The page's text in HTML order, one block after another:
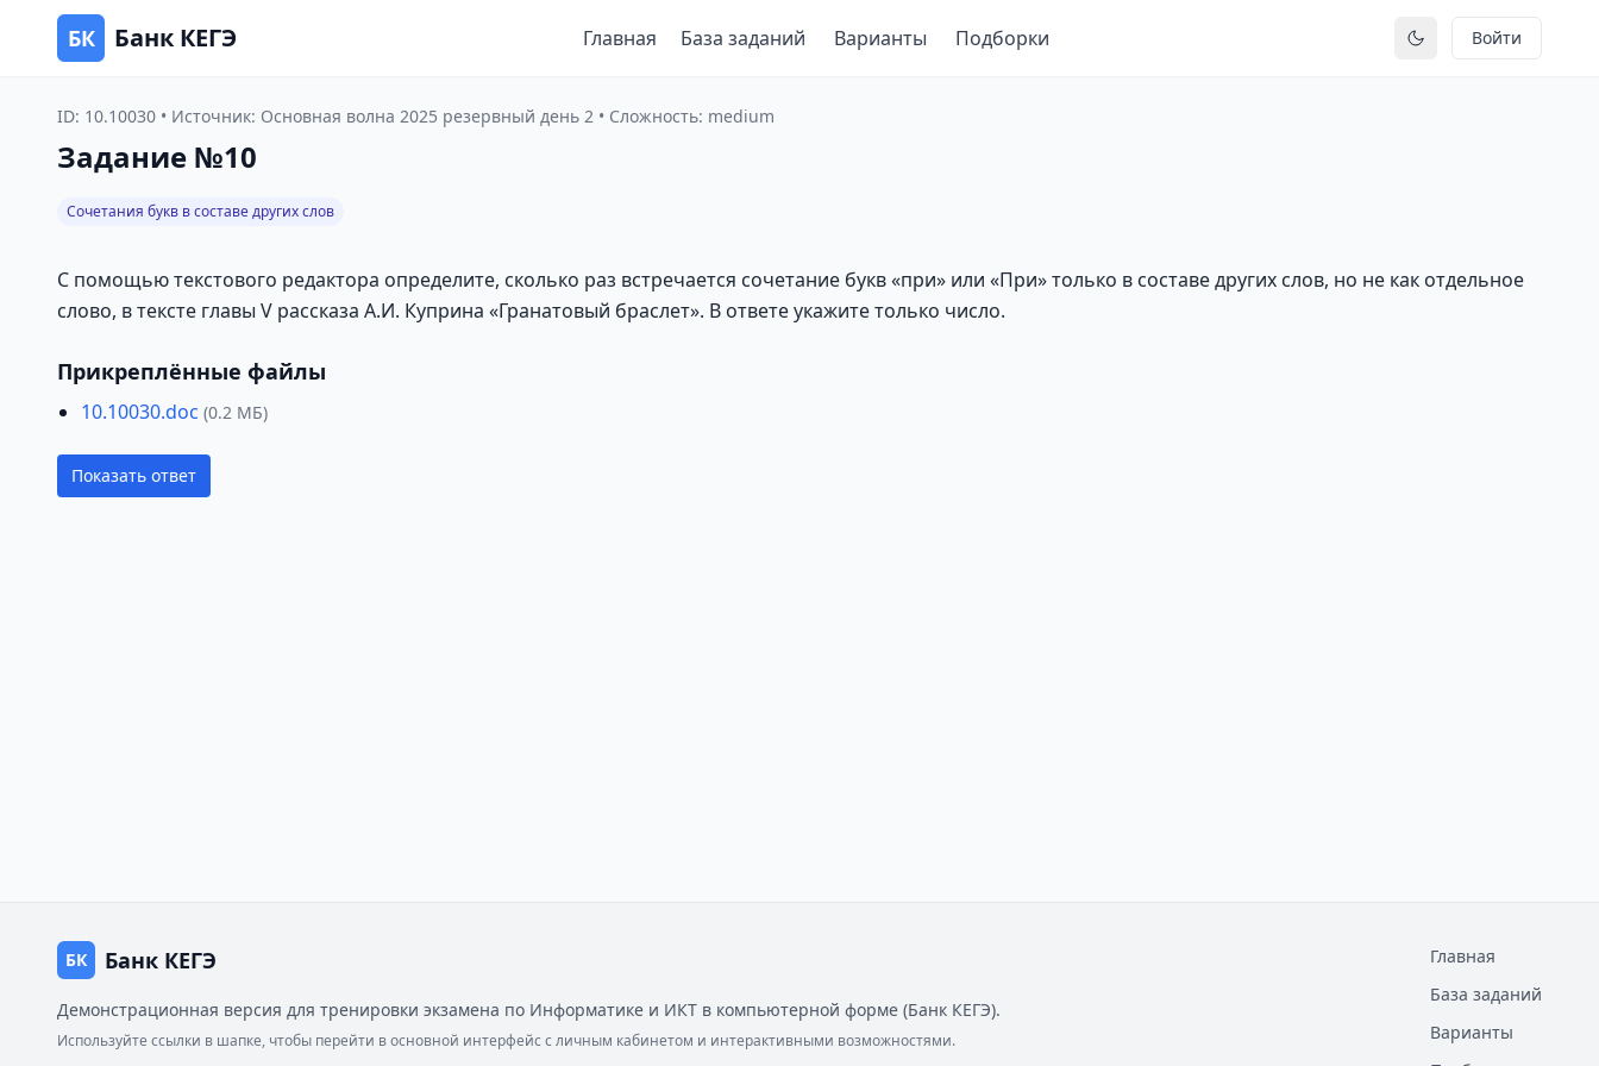
БК Банк КЕГЭ Главная База заданий Варианты Подборки Переключить тему
Войти
ID: 10.10030 • Источник: Основная волна 2025 резервный день 2 • Сложность: medium
Задание №10
Сочетания букв в составе других слов
С помощью текстового редактора определите, сколько раз встречается сочетание букв «при» или «При» только в составе других слов, но не как отдельное
слово, в тексте главы V рассказа А.И. Куприна «Гранатовый браслет». В ответе укажите только число.
Прикреплённые файлы
10.10030.doc (0.2 МБ)
Показать ответ
БК Банк КЕГЭ
Демонстрационная версия для тренировки экзамена по Информатике и ИКТ в компьютерной форме (Банк КЕГЭ).
Используйте ссылки в шапке, чтобы перейти в основной интерфейс с личным кабинетом и интерактивными возможностями.
Главная
База заданий
Варианты